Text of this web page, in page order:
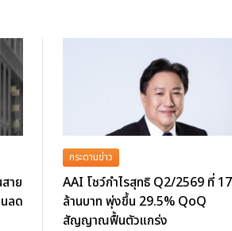
าย
ลด
กระดานข่าว
AAI โชว์กำไรสุทธิ Q2/2569 ที่
ล้านบาท พุ่งขึ้น 29.5% QoQ
สัญญาณฟื้นตัวแกร่ง